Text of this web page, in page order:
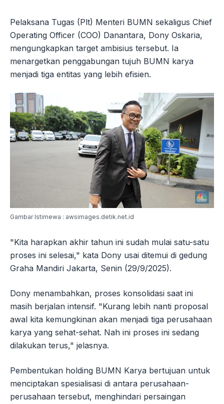
Pelaksana Tugas (Plt) Menteri BUMN sekaligus Chief
Operating Officer (COO) Danantara, Dony Oskaria,
mengungkapkan target ambisius tersebut. Ia
menargetkan penggabungan tujuh BUMN karya
menjadi tiga entitas yang lebih efisien.
Gambar Istimewa : awsimages.detik.net.id
"Kita harapkan akhir tahun ini sudah mulai satu-satu
proses ini selesai," kata Dony usai ditemui di gedung
Graha Mandiri Jakarta, Senin (29/9/2025).
Dony menambahkan, proses konsolidasi saat ini
masih berjalan intensif. "Kurang lebih nanti proposal
awal kita kemungkinan akan menjadi tiga perusahaan
karya yang sehat-sehat. Nah ini proses ini sedang
dilakukan terus," jelasnya.
Pembentukan holding BUMN Karya bertujuan untuk
menciptakan spesialisasi di antara perusahaan-
perusahaan tersebut, menghindari persaingan